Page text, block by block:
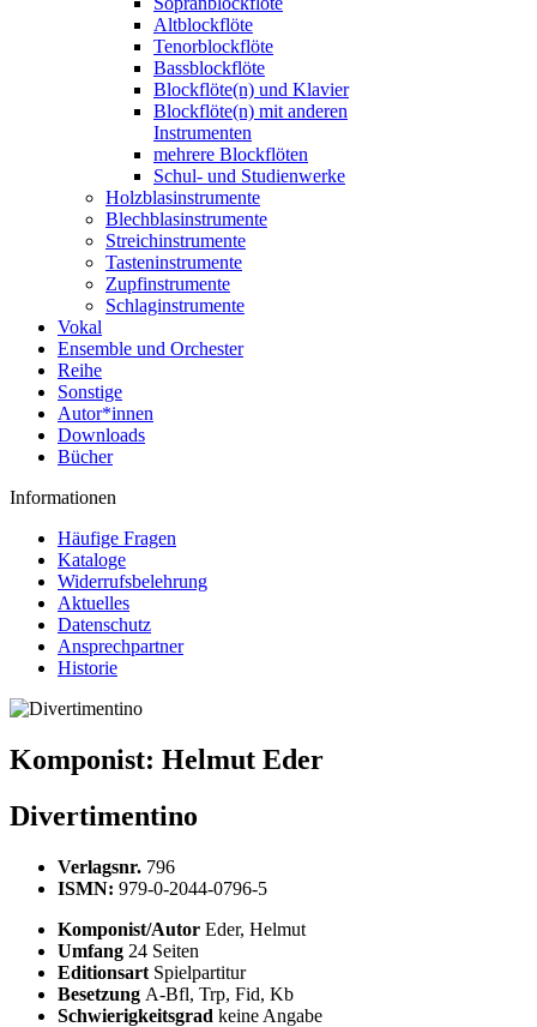
Altblockflöte
Tenorblockflöte
Bassblockflöte
Blockflöte(n) und Klavier
Blockflöte(n) mit anderen
Instrumenten
mehrere Blockflöten
Schul- und Studienwerke
Holzblasinstrumente
Blechblasinstrumente
Streichinstrumente
Tasteninstrumente
Zupfinstrumente
Schlaginstrumente
Vokal
Ensemble und Orchester
Reihe
Sonstige
Autor*innen
Downloads
Bücher
Informationen
Häufige Fragen
Kataloge
Widerrufsbelehrung
Aktuelles
Datenschutz
Ansprechpartner
Historie
Komponist: Helmut Eder
Divertimentino
Verlagsnr. 796
ISMN: 979-0-2044-0796-5
Komponist/Autor Eder, Helmut
Umfang 24 Seiten
Editionsart Spielpartitur
Besetzung A-Bfl, Trp, Fid, Kb
Schwierigkeitsgrad keine Angabe